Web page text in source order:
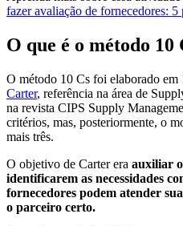
fazer avaliação de fornecedores: 5
O que é o método 10
O método 10 Cs foi elaborado
Carter, referência na área de
na revista CIPS Supply
critérios, mas, posteriormente, o
mais três.
O objetivo de Carter era auxiliar
identificarem as necessidades
fornecedores podem atender
o parceiro certo.